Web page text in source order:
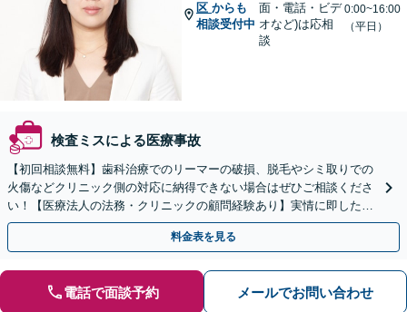
区 からも
相談受付中
面・電話・ビデ
オなど)は応相
談
0:00~16:00
（平日）
検査ミスによる医療事故
【初回相談無料】歯科治療でのリーマーの破損、脱毛やシミ取りでの
火傷などクリニック側の対応に納得できない場合はぜひご相談くださ
い！【医療法人の法務・クリニックの顧問経験あり】実情に即したア
ドバイスで、納得のできるトラブルの解決を目指します。
料金表を見る
電話で面談予約 メールでお問い合わせ